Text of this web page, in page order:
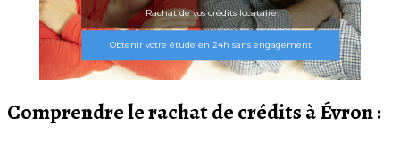
Obtenir votre étude en 24h sans engagement
Rachat de vos crédits locataire
Comprendre le rachat de crédits à Évron :